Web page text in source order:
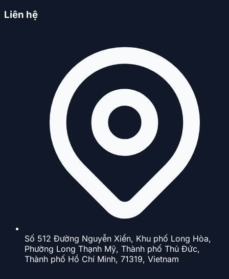
Liên hệ
Số 512 Đường Nguyễn Xiển, Khu phố Long Hòa,
Phường Long Thạnh Mỹ, Thành phố Thủ Đức,
Thành phố Hồ Chí Minh, 71319, Vietnam